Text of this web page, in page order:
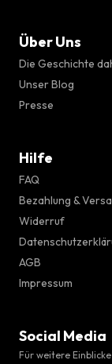
Über Uns
Die Geschichte
Unser Blog
Presse
Hilfe
FAQ
Bezahlung &
Widerruf
AGB
Impressum
Social Media
Für weitere